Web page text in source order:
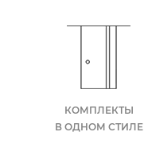
КОМПЛЕКТЫ
В ОДНОМ СТИЛЕ